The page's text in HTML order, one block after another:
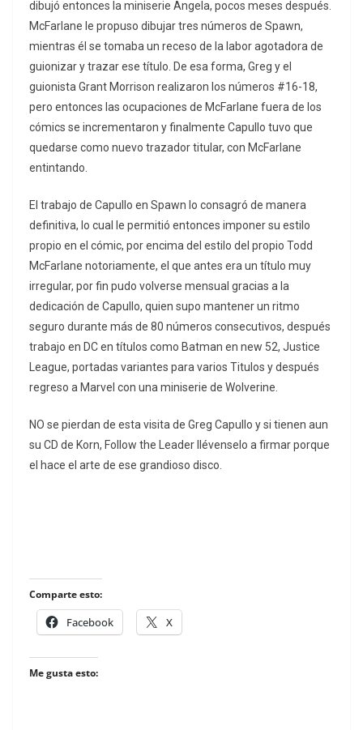
dibujó entonces la miniserie Angela, pocos meses después.
McFarlane le propuso dibujar tres números de Spawn,
mientras él se tomaba un receso de la labor agotadora de
guionizar y trazar ese título. De esa forma, Greg y el
guionista Grant Morrison realizaron los números #16-18,
pero entonces las ocupaciones de McFarlane fuera de los
cómics se incrementaron y finalmente Capullo tuvo que
quedarse como nuevo trazador titular, con McFarlane
entintando.
El trabajo de Capullo en Spawn lo consagró de manera
definitiva, lo cual le permitió entonces imponer su estilo
propio en el cómic, por encima del estilo del propio Todd
McFarlane notoriamente, el que antes era un título muy
irregular, por fin pudo volverse mensual gracias a la
dedicación de Capullo, quien supo mantener un ritmo
seguro durante más de 80 números consecutivos, después
trabajo en DC en títulos como Batman en new 52, Justice
League, portadas variantes para varios Titulos y después
regreso a Marvel con una miniserie de Wolverine.
NO se pierdan de esta visita de Greg Capullo y si tienen aun
su CD de Korn, Follow the Leader llévenselo a firmar porque
el hace el arte de ese grandioso disco.
Comparte esto:
Facebook X
Me gusta esto: